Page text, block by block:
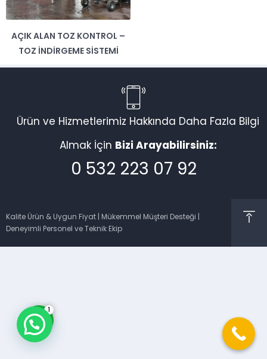
AÇIK ALAN TOZ KONTROL –
TOZ İNDIRGEME SISTEMI
Ürün ve Hizmetlerimiz Hakkında Daha Fazla Bilgi
Almak İçin Bizi Arayabilirsiniz:
0 532 223 07 92
Kalite Ürün & Uygun Fiyat | Mükemmel Müşteri Desteği |
Deneyimli Personel ve Teknik Ekip
Müşteri Temsilcisi
1